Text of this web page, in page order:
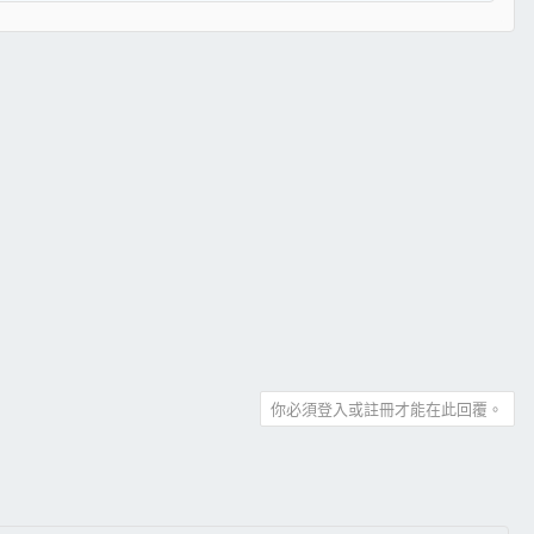
你必須登入或註冊才能在此回覆。